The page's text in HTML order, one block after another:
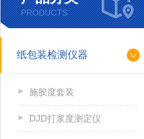
PRODUCTS
纸包装检测仪器
施胶度套装
DJD打浆度测定仪